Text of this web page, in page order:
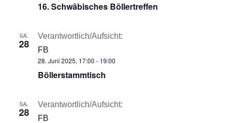
16. Schwäbisches Böllertreffen
SA.
28
28. Juni 2025, 17:00 - 19:00
Böllerstammtisch
Verantwortlich/Aufsicht:
FB
SA.
28
Verantwortlich/Aufsicht:
FB